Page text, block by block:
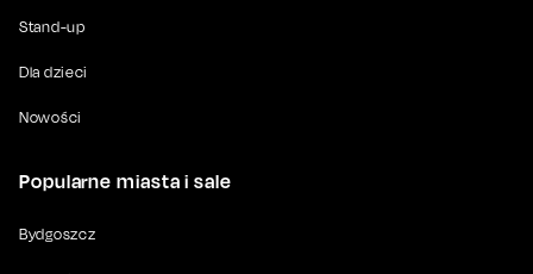
Stand-up
Dla dzieci
Nowości
Popularne miasta i sale
Bydgoszcz